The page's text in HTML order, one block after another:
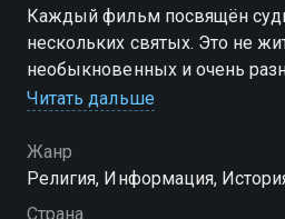
Каждый фильм посвящён
нескольких святых. Это не
необыкновенных и очень
святителей и угодников,
Читать дальше
Жанр
Религия, Информация,
Страна